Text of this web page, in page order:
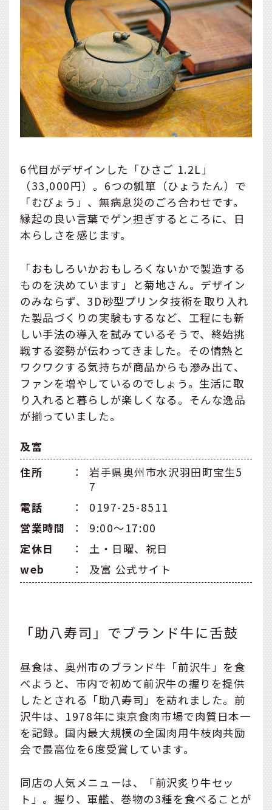
6代目がデザインした「ひさご 1.2L」
（33,000円）。6つの瓢箪（ひょうたん）で
「むびょう」、無病息災のごろ合わせです。
縁起の良い言葉でゲン担ぎするところに、日
本らしさを感じます。
「おもしろいかおもしろくないかで製造する
ものを決めています」と菊地さん。デザイン
のみならず、3D砂型プリンタ技術を取り入れ
た製品づくりの実験もするなど、工程にも新
しい手法の導入を試みているそうで、終始挑
戦する姿勢が伝わってきました。その情熱と
ワクワクする気持ちが商品からも滲み出て、
ファンを増やしているのでしょう。生活に取
り入れると暮らしが楽しくなる。そんな逸品
が揃っていました。
及富
住所
：
岩手県奥州市水沢羽田町宝生5
7
電話
：
0197-25-8511
営業時間
：
9:00〜17:00
定休日
：
土・日曜、祝日
web
： 及富 公式サイト
「助八寿司」でブランド牛に舌鼓
昼食は、奥州市のブランド牛「前沢牛」を食
べようと、市内で初めて前沢牛の握りを提供
したとされる「助八寿司」を訪れました。前
沢牛は、1978年に東京食肉市場で肉質日本一
を記録。国内最大規模の全国肉用牛枝肉共励
会で最高位を6度受賞しています。
同店の人気メニューは、「前沢炙り牛セッ
ト」。握り、軍艦、巻物の3種を食べることが